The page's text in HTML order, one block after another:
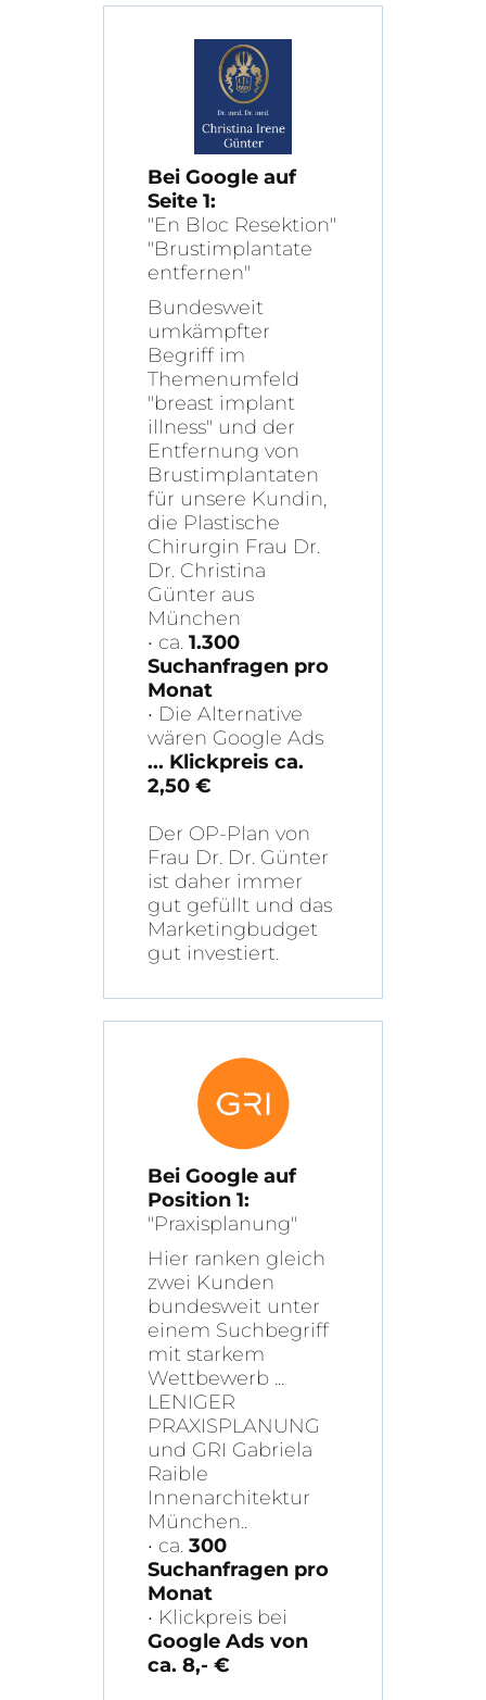
Bei Google auf
Seite 1:
"En Bloc Resektion"
"Brustimplantate
entfernen"
Bundesweit
umkämpfter
Begriff im
Themenumfeld
"breast implant
illness" und der
Entfernung von
Brustimplantaten
für unsere Kundin,
die Plastische
Chirurgin Frau Dr.
Dr. Christina
Günter aus
München
• ca. 1.300
Suchanfragen pro
Monat
• Die Alternative
wären Google Ads
... Klickpreis ca.
2,50 €
Der OP-Plan von
Frau Dr. Dr. Günter
ist daher immer
gut gefüllt und das
Marketingbudget
gut investiert.
Bei Google auf
Position 1:
"Praxisplanung"
Hier ranken gleich
zwei Kunden
bundesweit unter
einem Suchbegriff
mit starkem
Wettbewerb ...
LENIGER
PRAXISPLANUNG
und GRI Gabriela
Raible
Innenarchitektur
München..
• ca. 300
Suchanfragen pro
Monat
• Klickpreis bei
Google Ads von
ca. 8,- €